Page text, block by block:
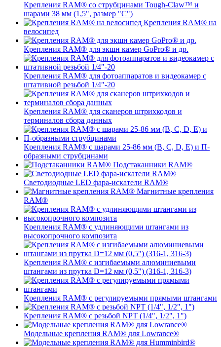
Крепления RAM® со струбцинами Tough-Claw™ и
шарами 38 мм (1,5", размер "C")
Крепления RAM® на
велосипед
Крепления RAM® для экшн камер GoPro® и др.
Крепления RAM® для фотоаппаратов и видеокамер с
штативной резьбой 1/4"-20
Крепления RAM® для сканеров штрихкодов и
терминалов сбора данных
Крепления RAM® с шарами 25-86 мм (B, C, D, E) и П-
образными струбцинами
Подстаканники RAM®
Светодиодные LED фара-искатели RAM®
Магнитные крепления
RAM®
Крепления RAM® с удлиняющими штангами из
высокопрочного композита
Крепления RAM® с изгибаемыми алюминиевыми
штангами из прутка D=12 мм (0,5") (316-1, 316-3)
Крепления RAM® c регулируемыми прямыми штангами
Крепления RAM® с резьбой NPT (1/4", 1/2", 1")
Модельные крепления RAM® для Lowrance®